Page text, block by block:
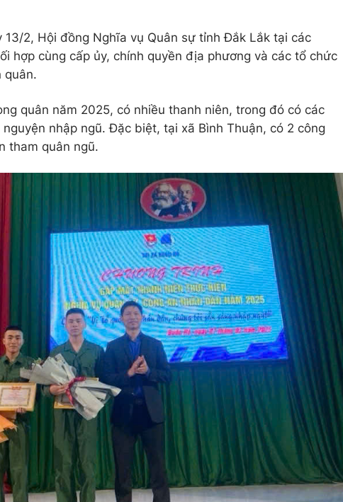
13/2, Hội đồng Nghĩa vụ Quân sự tỉnh Đắk Lắk tại các
hợp cùng cấp ủy, chính quyền địa phương và các tổ chức
quân.
quân năm 2025, có nhiều thanh niên, trong đó có các
nhập ngũ. Đặc biệt, tại xã Bình Thuận, có 2 công
tham quân ngũ.